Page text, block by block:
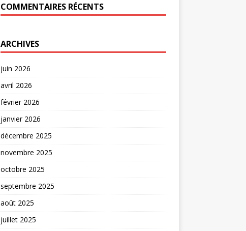
COMMENTAIRES RÉCENTS
ARCHIVES
juin 2026
avril 2026
février 2026
janvier 2026
décembre 2025
novembre 2025
octobre 2025
septembre 2025
août 2025
juillet 2025